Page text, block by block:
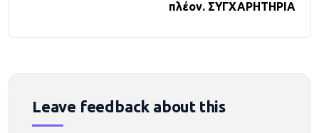
πλέον. ΣΥΓΧΑΡΗΤΗΡΙΑ
Leave feedback about this